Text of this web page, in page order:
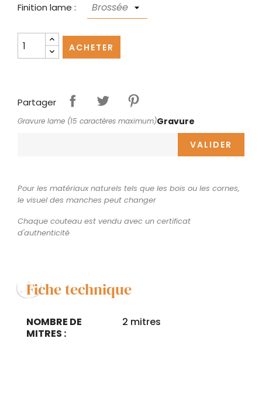
Finition lame :
ACHETER
Partager
Gravure
Gravure lame (15 caractères maximum)
VALIDER
Pour les matériaux naturels tels que les bois ou les cornes,
le visuel des manches peut changer
Chaque couteau est vendu avec un certificat
d'authenticité
Fiche technique
NOMBRE DE
MITRES :
2 mitres